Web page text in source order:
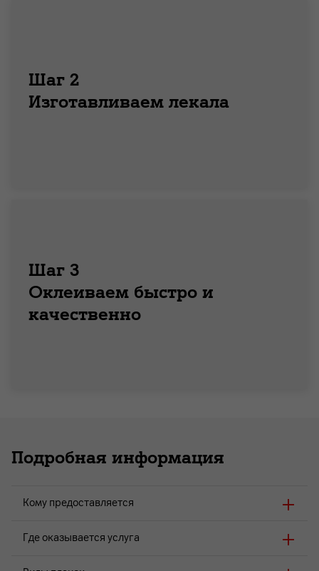
Шаг 2
Изготавливаем лекала
Шаг 3
Оклеиваем быстро и
качественно
Подробная информация
Кому предоставляется
Где оказывается услуга